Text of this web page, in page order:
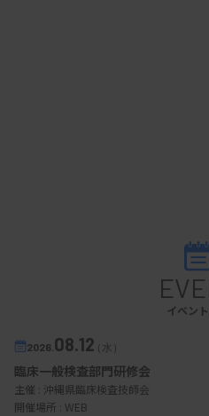
イベン
2026. 08.12（水）
臨床一般検査部門研修会
主催 : 沖縄県臨床検査技師会
開催場所 : WEB